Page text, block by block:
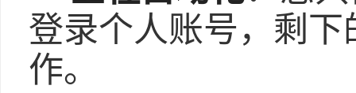
登录个人账号，剩
作。